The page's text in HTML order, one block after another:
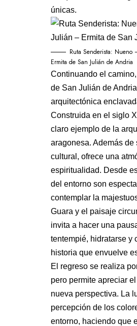
únicas.
Ruta Senderista:
Ermita de San Julián de Andria
Continuando el
de San Julián de
arquitectónica
Construida en el siglo
claro ejemplo de la
aragonesa. Además de
cultural, ofrece una
espiritualidad. Desde
del entorno son
contemplar la
Guara y el paisaje
invita a hacer una
tentempié, hidratarse y
historia que envuelve
El regreso se realiza
pero permite apreciar
nueva perspectiva. La
percepción de los
entorno, haciendo que